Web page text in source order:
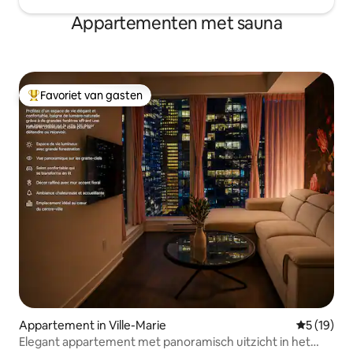
Appartementen met sauna
Topfavoriet van gasten
Favoriet van gasten
Appartement in Ville-Marie
5 (19)
Elegant appartement met panoramisch uitzicht in het